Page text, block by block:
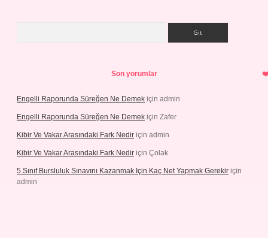
Son yorumlar
Engelli Raporunda Süreğen Ne Demek için admin
Engelli Raporunda Süreğen Ne Demek için Zafer
Kibir Ve Vakar Arasındaki Fark Nedir için admin
Kibir Ve Vakar Arasındaki Fark Nedir için Çolak
5 Sınıf Bursluluk Sınavını Kazanmak Için Kaç Net Yapmak Gerekir için
admin